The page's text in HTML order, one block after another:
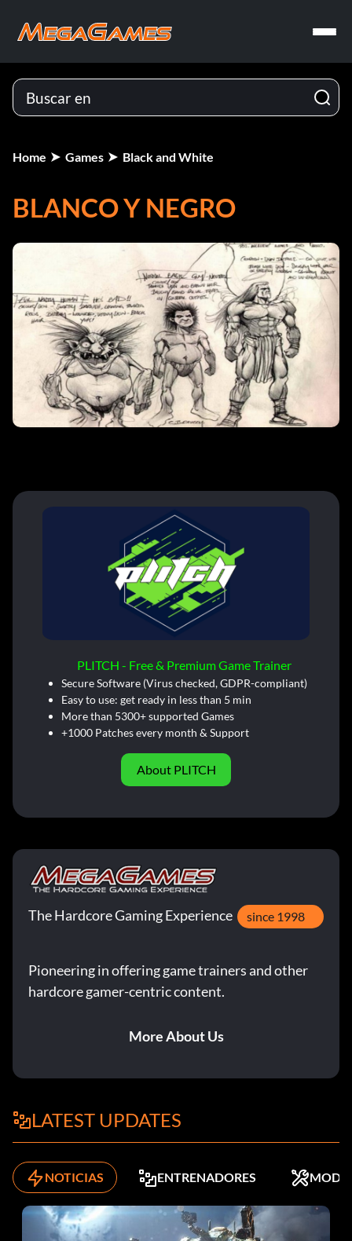
Home Games Black and White
BLANCO Y NEGRO
PLITCH - Free & Premium Game Trainer
Secure Software (Virus checked, GDPR-compliant)
Easy to use: get ready in less than 5 min
More than 5300+ supported Games
+1000 Patches every month & Support
About PLITCH
The Hardcore Gaming Experience since 1998
Pioneering in offering game trainers and other
hardcore gamer-centric content.
More About Us
LATEST UPDATES
NOTICIAS ENTRENADORES MODS